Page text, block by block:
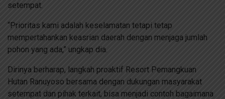
setempat.
“Prioritas kami adalah keselamatan tetapi tetap
mempertahankan keasrian daerah dengan menjaga jumlah
pohon yang ada,” ungkap dia.
Dirinya berharap, langkah proaktif Resort Pemangkuan
Hutan Ranuyoso bersama dengan dukungan masyarakat
setempat dan pihak terkait, bisa menjadi contoh bagaimana